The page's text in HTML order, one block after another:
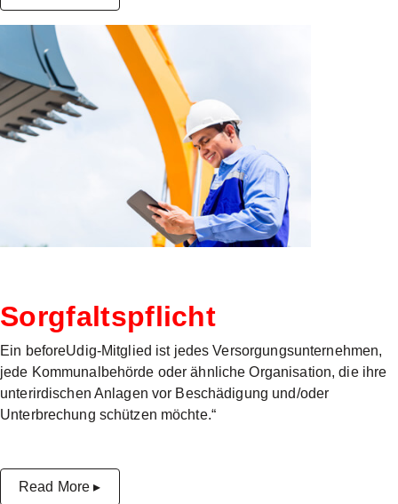
Sorgfaltspflicht
Ein beforeUdig-Mitglied ist jedes Versorgungsunternehmen,
jede Kommunalbehörde oder ähnliche Organisation, die ihre
unterirdischen Anlagen vor Beschädigung und/oder
Unterbrechung schützen möchte.“
Read More ▸